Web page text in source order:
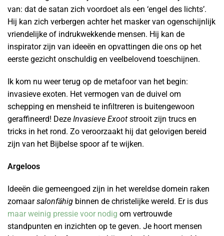
van: dat de satan zich voordoet als een ‘engel des lichts’.
Hij kan zich verbergen achter het masker van ogenschijnlijk
vrien­delijke of indrukwekkende mensen. Hij kan de
inspirator zijn van ideeën en opvattingen die ons op het
eerste gezicht onschuldig en veelbelovend toeschijnen.
Ik kom nu weer terug op de metafoor van het begin:
invasieve exoten. Het vermogen van de duivel om
schepping en mensheid te infiltreren is buitengewoon
geraffineerd! Deze Invasieve Exoot strooit zijn trucs en
tricks in het rond. Zo veroorzaakt hij dat gelovigen bereid
zijn van het Bijbelse spoor af te wijken.
Argeloos
Ideeën die gemeengoed zijn in het wereldse domein raken
zomaarsalonfähig binnen de christelijke wereld. Er is dus
maar weinig pressie voor nodig om vertrouwde
standpunten en inzichten op te geven. Je hoort mensen